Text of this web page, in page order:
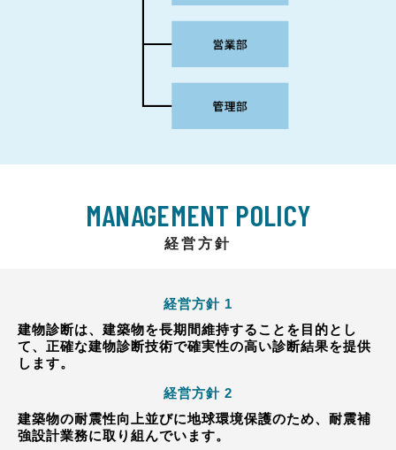
MANAGEMENT POLICY
経営方針
経営方針 1
建物診断は、建築物を長期間維持することを目的とし
て、正確な建物診断技術で確実性の高い診断結果を提供
します。
経営方針 2
建築物の耐震性向上並びに地球環境保護のため、耐震補
強設計業務に取り組んでいます。